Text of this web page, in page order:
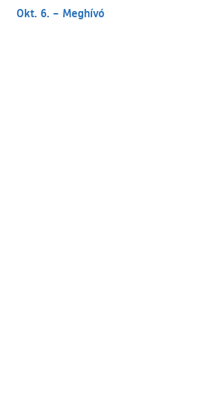
Okt. 6. – Meghívó